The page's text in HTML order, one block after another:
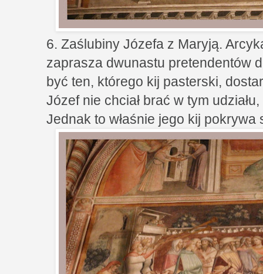
6. Zaślubiny Józefa z Maryją.
zaprasza dwunastu pretendentów
być ten, którego kij pasterski,
Józef nie chciał brać w tym
Jednak to właśnie jego kij pokrywa